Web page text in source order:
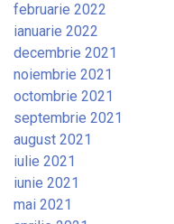
februarie 2022
ianuarie 2022
decembrie 2021
noiembrie 2021
octombrie 2021
septembrie 2021
august 2021
iulie 2021
iunie 2021
mai 2021